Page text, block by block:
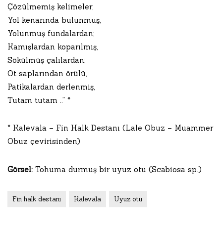
Çözülmemiş kelimeler;
Yol kenarında bulunmuş,
Yolunmuş fundalardan;
Kamışlardan koparılmış,
Sökülmüş çalılardan;
Ot saplarından örülü,
Patikalardan derlenmiş,
Tutam tutam ..” *
* Kalevala – Fin Halk Destanı (Lale Obuz – Muammer
Obuz çevirisinden)
Görsel: Tohuma durmuş bir uyuz otu (Scabiosa sp.)
Fin halk destanı Kalevala Uyuz otu